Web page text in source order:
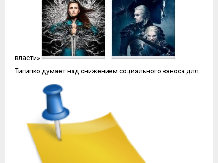
власти»
Тигипко думает над снижением социального взноса для…